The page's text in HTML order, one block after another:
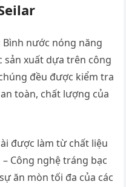
nước nóng năng
xuất dựa trên công
đều được kiểm tra
toàn, chất lượng của
được làm từ chất liệu
– Công nghệ tráng bạc
ăn mòn tối đa của các